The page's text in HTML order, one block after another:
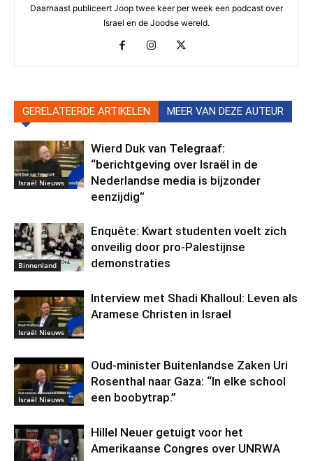
Daarnaast publiceert Joop twee keer per week een podcast over
Israel en de Joodse wereld.
GERELATEERDE ARTIKELEN MEER VAN DEZE AUTEUR
Israël Nieuws
Wierd Duk van Telegraaf:
“berichtgeving over Israël in de
Nederlandse media is bijzonder
eenzijdig”
Binnenland
Enquête: Kwart studenten voelt zich
onveilig door pro-Palestijnse
demonstraties
Israël Nieuws
Interview met Shadi Khalloul: Leven als
Aramese Christen in Israel
Israël Nieuws
Oud-minister Buitenlandse Zaken Uri
Rosenthal naar Gaza: “In elke school
een boobytrap.”
Hillel Neuer getuigt voor het
Amerikaanse Congres over UNRWA